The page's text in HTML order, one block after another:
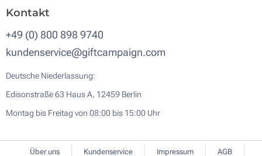
Kontakt
+49 (0) 800 898 9740
kundenservice@giftcampaign.com
Deutsche Niederlassung:
Edisonstraße 63 Haus A, 12459 Berlin
Montag bis Freitag von 08:00 bis 15:00 Uhr
Über uns Kundenservice Impressum AGB